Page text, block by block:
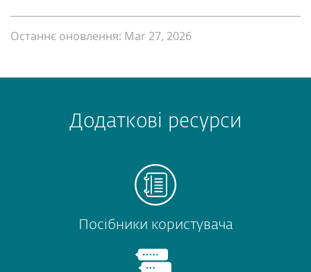
Останнє оновлення: Mar 27, 2026
Додаткові ресурси
Посібники користувача